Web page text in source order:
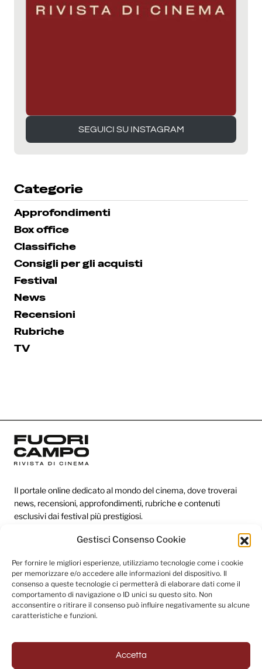
Gestisci Consenso Cookie
Per fornire le migliori esperienze, utilizziamo tecnologie come i cookie
per memorizzare e/o accedere alle informazioni del dispositivo. Il
consenso a queste tecnologie ci permetterà di elaborare dati come il
comportamento di navigazione o ID unici su questo sito. Non
acconsentire o ritirare il consenso può influire negativamente su alcune
caratteristiche e funzioni.
Accetta
SEGUICI SU INSTAGRAM
Categorie
Approfondimenti
Box office
Classifiche
Consigli per gli acquisti
Festival
News
Recensioni
Rubriche
TV
Il portale online dedicato al mondo del cinema, dove troverai
news, recensioni, approfondimenti, rubriche e contenuti
esclusivi dai festival più prestigiosi.
Redazione
Categorie
Link utili
Seguici sui social